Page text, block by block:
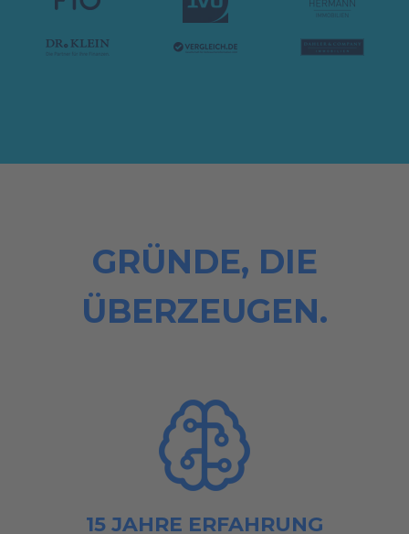
GRÜNDE, DIE
ÜBERZEUGEN.
15 JAHRE ERFAHRUNG